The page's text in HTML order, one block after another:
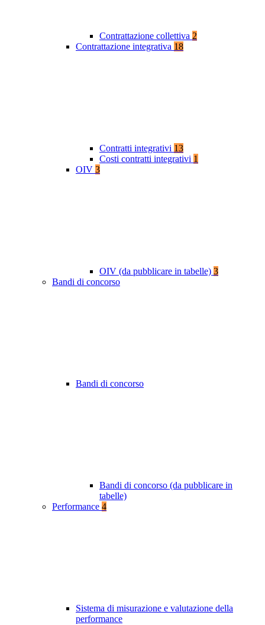
Contrattazione collettiva 2
Contrattazione integrativa 18
Contratti integrativi 13
Costi contratti integrativi 1
OIV 3
OIV (da pubblicare in tabelle) 3
Bandi di concorso
Bandi di concorso
Bandi di concorso (da pubblicare in
tabelle)
Performance 4
Sistema di misurazione e valutazione della
performance